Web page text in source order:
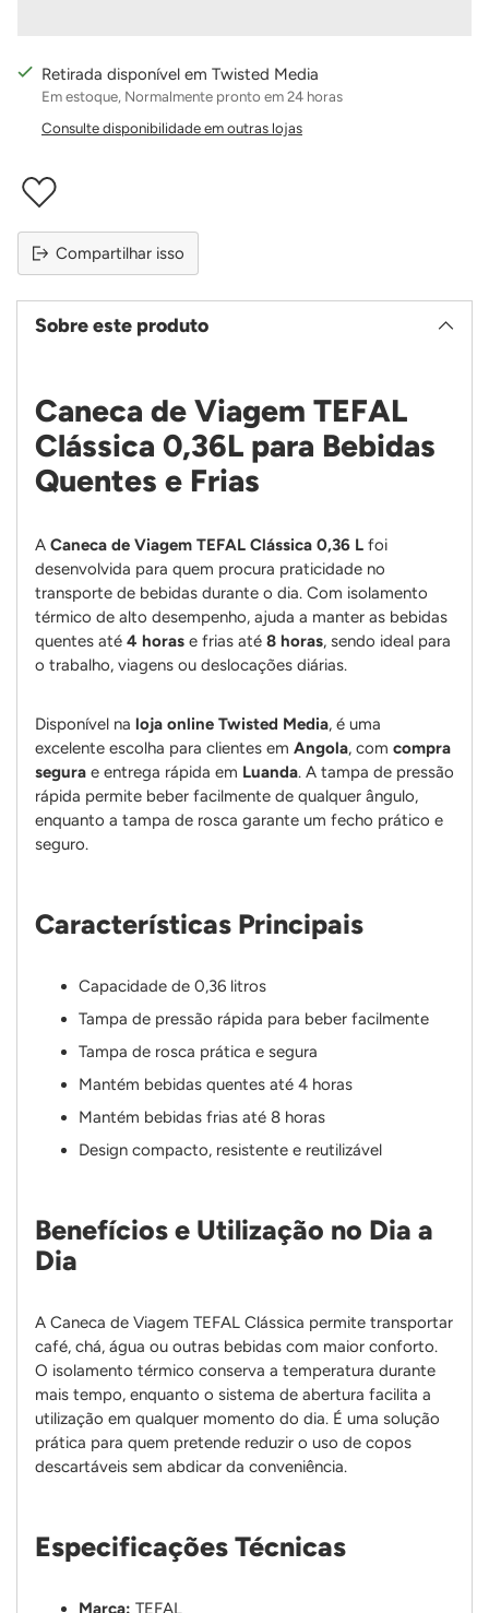
Retirada disponível em Twisted Media
Em estoque, Normalmente pronto em 24 horas
Consulte disponibilidade em outras lojas
Compartilhar isso
Sobre este produto
Caneca de Viagem TEFAL
Clássica 0,36L para Bebidas
Quentes e Frias
A Caneca de Viagem TEFAL Clássica 0,36 L foi
desenvolvida para quem procura praticidade no
transporte de bebidas durante o dia. Com isolamento
térmico de alto desempenho, ajuda a manter as bebidas
quentes até 4 horas e frias até 8 horas, sendo ideal para
o trabalho, viagens ou deslocações diárias.
Disponível na loja online Twisted Media, é uma
excelente escolha para clientes em Angola, com compra
segura e entrega rápida em Luanda. A tampa de pressão
rápida permite beber facilmente de qualquer ângulo,
enquanto a tampa de rosca garante um fecho prático e
seguro.
Características Principais
Capacidade de 0,36 litros
Tampa de pressão rápida para beber facilmente
Tampa de rosca prática e segura
Mantém bebidas quentes até 4 horas
Mantém bebidas frias até 8 horas
Design compacto, resistente e reutilizável
Benefícios e Utilização no Dia a
Dia
A Caneca de Viagem TEFAL Clássica permite transportar
café, chá, água ou outras bebidas com maior conforto.
O isolamento térmico conserva a temperatura durante
mais tempo, enquanto o sistema de abertura facilita a
utilização em qualquer momento do dia. É uma solução
prática para quem pretende reduzir o uso de copos
descartáveis sem abdicar da conveniência.
Especificações Técnicas
Marca: TEFAL